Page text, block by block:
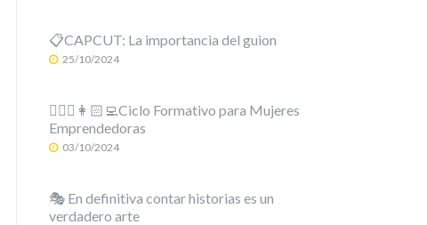
📋CAPCUT: La importancia del guion
25/10/2024
🙋🏻‍♀️👩🏻‍💻Ciclo Formativo para Mujeres
Emprendedoras
03/10/2024
🎭 En definitiva contar historias es un
verdadero arte